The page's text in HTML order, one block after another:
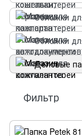
Обложки
Обложки
Деловые
Фильтр